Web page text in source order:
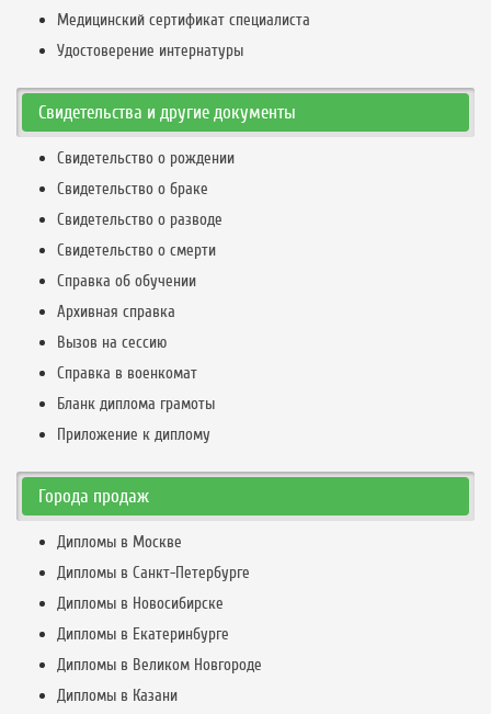
Медицинский сертификат специалиста
Удостоверение интернатуры
Свидетельства и другие документы
Свидетельство о рождении
Свидетельство о браке
Свидетельство о разводе
Свидетельство о смерти
Справка об обучении
Архивная справка
Вызов на сессию
Справка в военкомат
Бланк диплома грамоты
Приложение к диплому
Города продаж
Дипломы в Москве
Дипломы в Санкт-Петербурге
Дипломы в Новосибирске
Дипломы в Екатеринбурге
Дипломы в Великом Новгороде
Дипломы в Казани